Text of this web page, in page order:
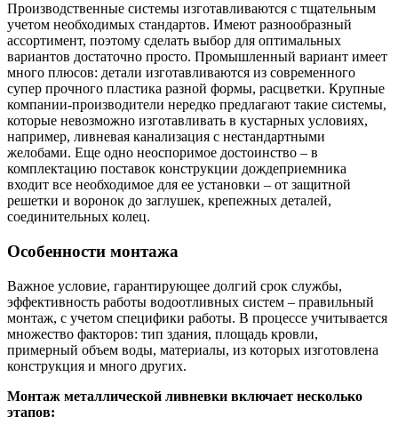
Производственные системы изготавливаются с тщательным
учетом необходимых стандартов. Имеют разнообразный
ассортимент, поэтому сделать выбор для оптимальных
вариантов достаточно просто. Промышленный вариант имеет
много плюсов: детали изготавливаются из современного
супер прочного пластика разной формы, расцветки. Крупные
компании-производители нередко предлагают такие системы,
которые невозможно изготавливать в кустарных условиях,
например, ливневая канализация с нестандартными
желобами. Еще одно неоспоримое достоинство – в
комплектацию поставок конструкции дождеприемника
входит все необходимое для ее установки – от защитной
решетки и воронок до заглушек, крепежных деталей,
соединительных колец.
Особенности монтажа
Важное условие, гарантирующее долгий срок службы,
эффективность работы водоотливных систем – правильный
монтаж, с учетом специфики работы. В процессе учитывается
множество факторов: тип здания, площадь кровли,
примерный объем воды, материалы, из которых изготовлена
конструкция и много других.
Монтаж металлической ливневки включает несколько
этапов: